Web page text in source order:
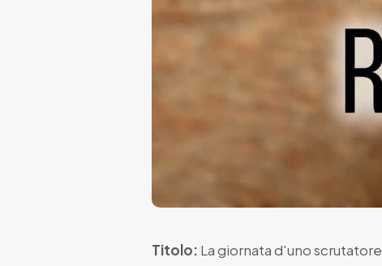
Titolo: La giornata d'uno scrutatore